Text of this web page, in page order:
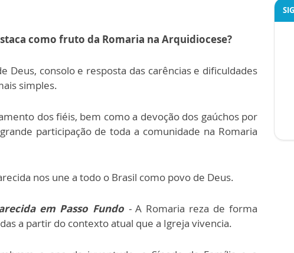
como fruto da Romaria na Arquidiocese?
Deus, consolo e resposta das carências e dificuldades
simples.
dos fiéis, bem como a devoção dos gaúchos por
participação de toda a comunidade na Romaria
nos une a todo o Brasil como povo de Deus.
em Passo Fundo-A Romaria reza de forma
a partir do contexto atual que a Igreja vivencia.